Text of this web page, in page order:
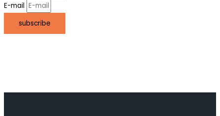
E-mail
subscribe